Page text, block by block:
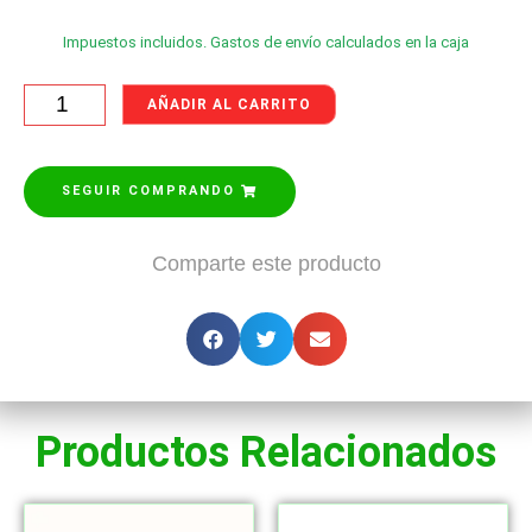
Impuestos incluidos. Gastos de envío calculados en la caja
AÑADIR AL CARRITO
SEGUIR COMPRANDO
Comparte este producto
Productos Relacionados